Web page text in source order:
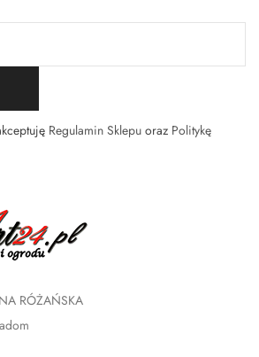
Regulamin Sklepu oraz Politykę
RÓŻAŃSKA